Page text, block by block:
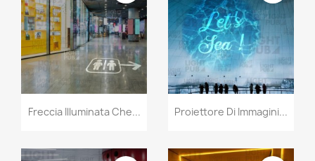
Freccia Illuminata Che... Proiettore Di Immagini...